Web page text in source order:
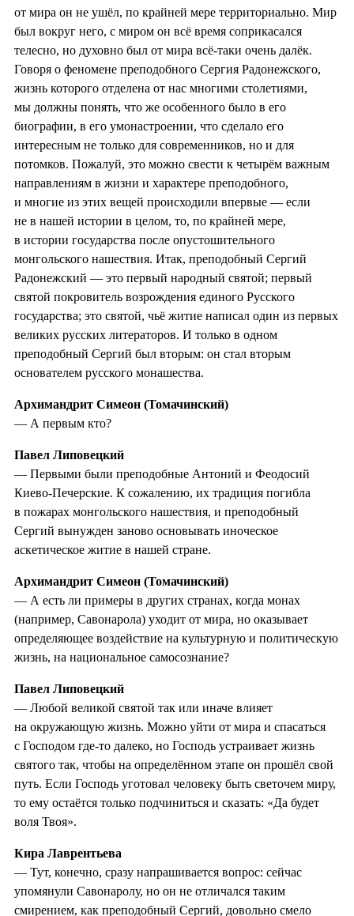
от мира он не ушёл, по крайней мере территориально. Мир
был вокруг него, с миром он всё время соприкасался
телесно, но духовно был от мира всё-таки очень далёк.
Говоря о феномене преподобного Сергия Радонежского,
жизнь которого отделена от нас многими столетиями,
мы должны понять, что же особенного было в его
биографии, в его умонастроении, что сделало его
интересным не только для современников, но и для
потомков. Пожалуй, это можно свести к четырём важным
направлениям в жизни и характере преподобного,
и многие из этих вещей происходили впервые — если
не в нашей истории в целом, то, по крайней мере,
в истории государства после опустошительного
монгольского нашествия. Итак, преподобный Сергий
Радонежский — это первый народный святой; первый
святой покровитель возрождения единого Русского
государства; это святой, чьё житие написал один из первых
великих русских литераторов. И только в одном
преподобный Сергий был вторым: он стал вторым
основателем русского монашества.
Архимандрит Симеон (Томачинский)
— А первым кто?
Павел Липовецкий
— Первыми были преподобные Антоний и Феодосий
Киево-Печерские. К сожалению, их традиция погибла
в пожарах монгольского нашествия, и преподобный
Сергий вынужден заново основывать иноческое
аскетическое житие в нашей стране.
Архимандрит Симеон (Томачинский)
— А есть ли примеры в других странах, когда монах
(например, Савонарола) уходит от мира, но оказывает
определяющее воздействие на культурную и политическую
жизнь, на национальное самосознание?
Павел Липовецкий
— Любой великой святой так или иначе влияет
на окружающую жизнь. Можно уйти от мира и спасаться
с Господом где-то далеко, но Господь устраивает жизнь
святого так, чтобы на определённом этапе он прошёл свой
путь. Если Господь уготовал человеку быть светочем миру,
то ему остаётся только подчиниться и сказать: «Да будет
воля Твоя».
Кира Лаврентьева
— Тут, конечно, сразу напрашивается вопрос: сейчас
упомянули Савонаролу, но он не отличался таким
смирением, как преподобный Сергий, довольно смело